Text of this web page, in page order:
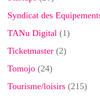
Syndicat des
TANu Digital (1)
Ticketmaster (2)
Tomojo (24)
Tourisme/loisirs (215)